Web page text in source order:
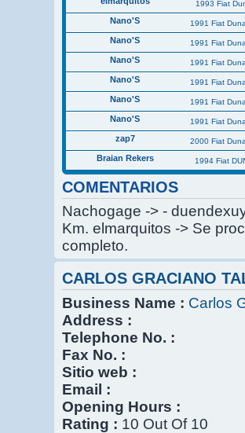
1993 Fiat
Nano'S 1991 Fiat
Nano'S 1991 Fiat
Nano'S 1991 Fiat
Nano'S 1991 Fiat
Nano'S 1991 Fiat
Nano'S 1991 Fiat
zap7 2000 Fiat
Braian Rekers 1994 Fiat
COMENTARIOS
Nachogage -> -
Km. elmarquitos -> Se
completo.
CARLOS GRACIANO
Business Name : Carlos
Address :
Telephone No. :
Fax No. :
Sitio web :
Email :
Opening Hours :
Rating : 10 Out Of 10